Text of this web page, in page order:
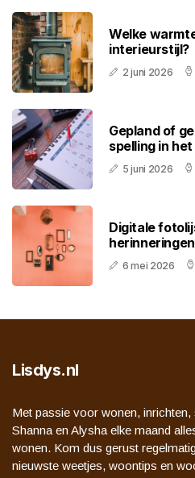
Welke
interieurstijl?
2 juni 2026
Gepland of
spelling in
5 juni 2026
Digitale
6 mei 2026
Lisdys.nl
Met passie voor wonen, inrichten,
Shanna en Alysha elke maand
wonen. Kom dus gerust
nieuwste weetjes, woontips en